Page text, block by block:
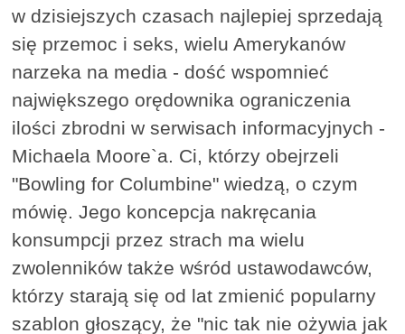
w dzisiejszych czasach najlepiej sprzedają
się przemoc i seks, wielu Amerykanów
narzeka na media - dość wspomnieć
największego orędownika ograniczenia
ilości zbrodni w serwisach informacyjnych -
Michaela Moore`a. Ci, którzy obejrzeli
"Bowling for Columbine" wiedzą, o czym
mówię. Jego koncepcja nakręcania
konsumpcji przez strach ma wielu
zwolenników także wśród ustawodawców,
którzy starają się od lat zmienić popularny
szablon głoszący, że "nic tak nie ożywia jak